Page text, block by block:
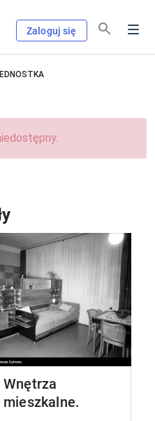
Zaloguj się
Wnętrza
mieszkalne.